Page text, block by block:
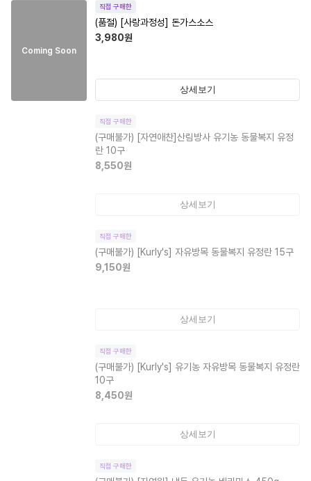
Coming Soon
직접 구매한
(품절) [사랑과정성] 돈가스소스
3,980원
상세보기
직접 구매한
(구매불가) [자연애찬]산림방사 유기농 동물복지 유정
란 10구
8,550원
상세보기
직접 구매한
(구매불가) [Kurly's] 자유방목 동물복지 유정란 15구
9,150원
상세보기
직접 구매한
(구매불가) [Kurly's] 유기농 자유방목 동물복지 유정란
10구
8,450원
상세보기
직접 구매한